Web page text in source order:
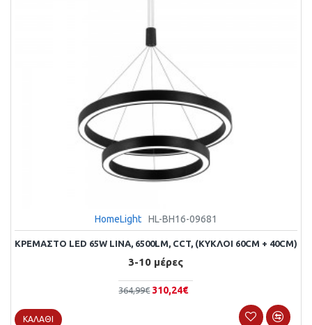
HomeLight HL-BH16-09681
ΚΡΕΜΑΣΤΌ LED 65W LINA, 6500LM, CCT, (ΚΎΚΛΟΙ 60CM + 40CM)
3-10 μέρες
364,99€ 310,24€
ΚΑΛΆΘΙ